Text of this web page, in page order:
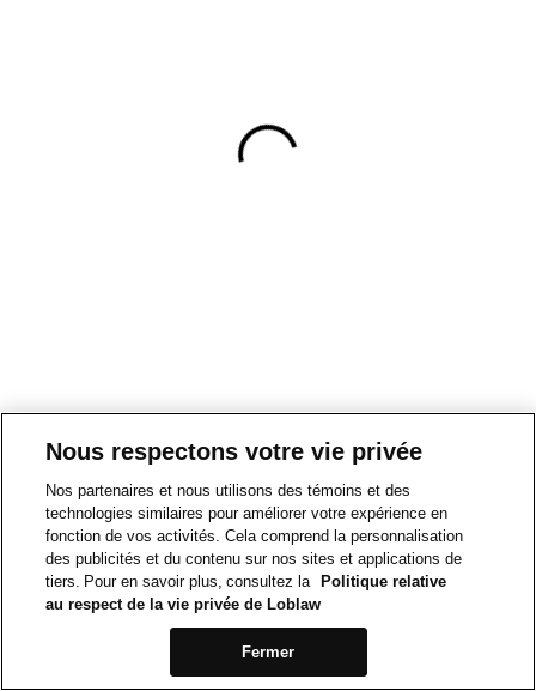
Nous respectons votre vie privée
Nos partenaires et nous utilisons des témoins et des
technologies similaires pour améliorer votre expérience en
fonction de vos activités. Cela comprend la personnalisation
des publicités et du contenu sur nos sites et applications de
tiers. Pour en savoir plus, consultez la
Politique relative
au respect de la vie privée de Loblaw
Fermer